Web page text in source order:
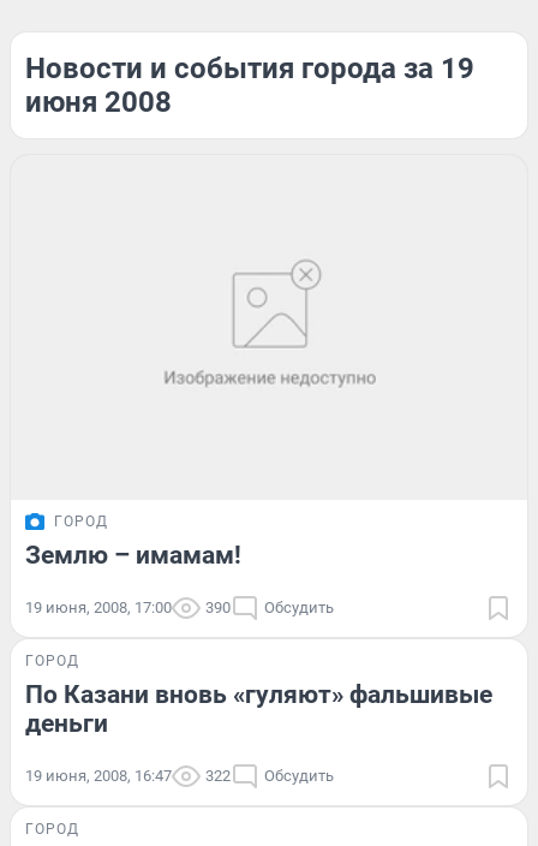
Новости и события города за 19
июня 2008
ГОРОД
Землю – имамам!
19 июня, 2008, 17:00 390 Обсудить
ГОРОД
По Казани вновь «гуляют» фальшивые
деньги
19 июня, 2008, 16:47 322 Обсудить
ГОРОД